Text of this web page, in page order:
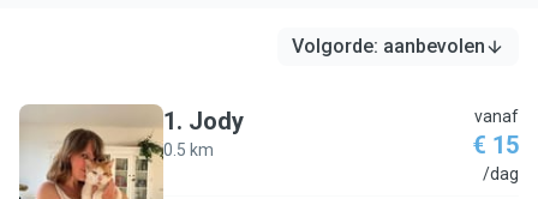
Volgorde: aanbevolen
J
1. Jody
0.5 km
vanaf
€ 15
/dag